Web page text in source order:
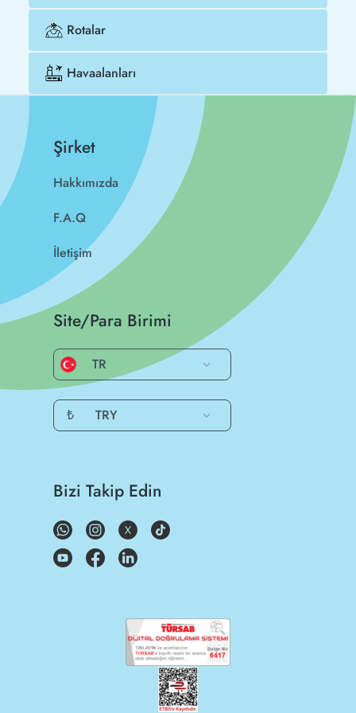
Rotalar
Havaalanları
Şirket
Hakkımızda
F.A.Q
İletişim
Site/Para Birimi
TR
₺ TRY
Bizi Takip Edin